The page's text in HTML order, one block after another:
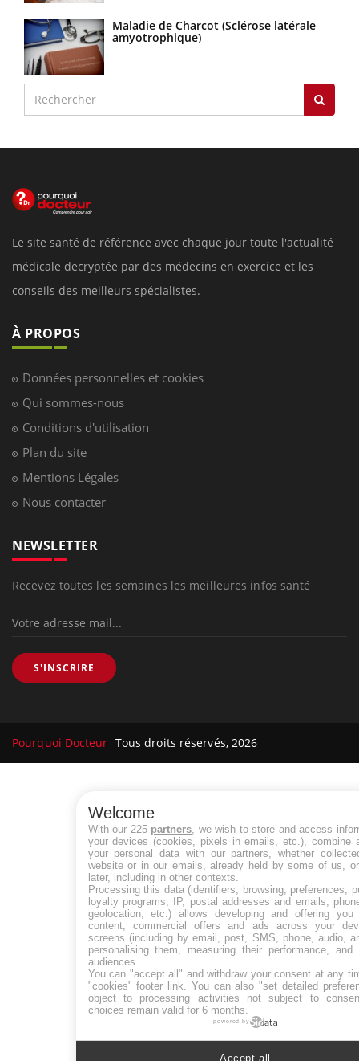
Maladie de Charcot (Sclérose latérale
amyotrophique)
Le site santé de référence avec chaque jour toute l'actualité
médicale decryptée par des médecins en exercice et les
conseils des meilleurs spécialistes.
À PROPOS
Données personnelles et cookies
Qui sommes-nous
Conditions d'utilisation
Plan du site
Mentions Légales
Nous contacter
NEWSLETTER
Recevez toutes les semaines les meilleures infos santé
S'INSCRIRE
Pourquoi Docteur Tous droits réservés, 2026
Welcome
With our 225 partners , we wish to store and access
your devices (cookies, pixels in emails, etc.), combine
your personal data with our partners, whether
website or in our emails, already held by some of us,
later, including in other contexts.
Processing this data (identifiers, browsing, preferences,
loyalty programs, IP, postal addresses and emails,
geolocation, etc.) allows developing and offering you
content, commercial offers and ads across your
screens (including by email, post, SMS, phone, audio,
personalising them, measuring their performance, and
audiences.
You can "accept all" and withdraw your consent at any
"cookies" footer link . You can also "set detailed
object to processing activities not subject to
choices remain valid for 6 months.
powered by
Accept all